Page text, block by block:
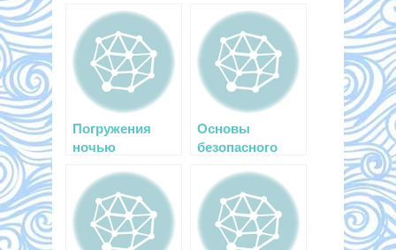
Погружения
ночью
Основы
безопасного